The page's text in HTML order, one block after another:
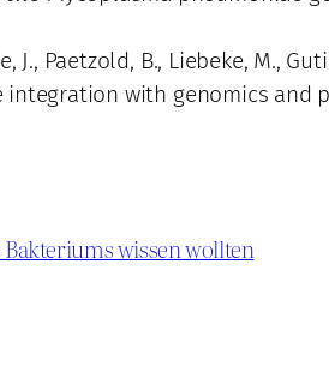
J., Paetzold, B., Liebeke, M.,
with genomics and
wissen wollten